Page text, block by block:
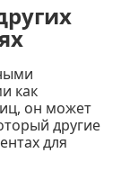
как
он может
другие
для